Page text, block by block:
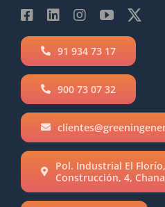
91 934 73 17
900 73 07 32
Pol. Industrial El
Construcción, 4,